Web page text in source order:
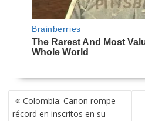
NAVEGACIÓN
DE Colombia: Canon rompe
récord en inscritos en su